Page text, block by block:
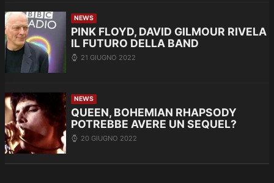
NEWS
PINK FLOYD, DAVID GILMOUR RIVELA
IL FUTURO DELLA BAND
21 GIUGNO 2022
NEWS
QUEEN, BOHEMIAN RHAPSODY
POTREBBE AVERE UN SEQUEL?
20 GIUGNO 2022